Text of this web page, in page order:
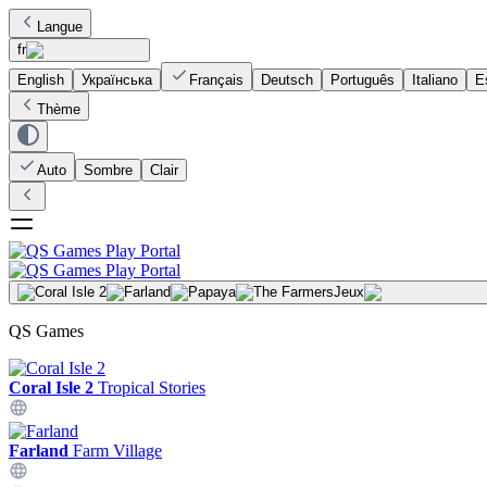
Langue
fr
English
Українська Français Deutsch Português Italiano
Thème
Auto Sombre Clair
Jeux
QS Games
Coral Isle 2 Tropical Stories
Farland Farm Village